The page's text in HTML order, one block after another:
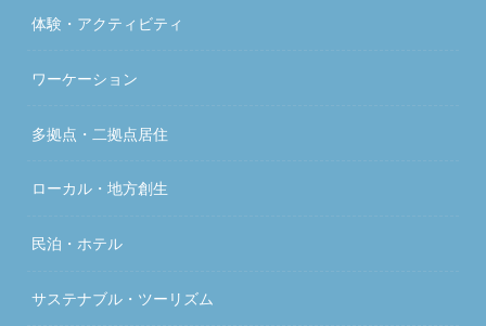
体験・アクティビティ
ワーケーション
多拠点・二拠点居住
ローカル・地方創生
民泊・ホテル
サステナブル・ツーリズム